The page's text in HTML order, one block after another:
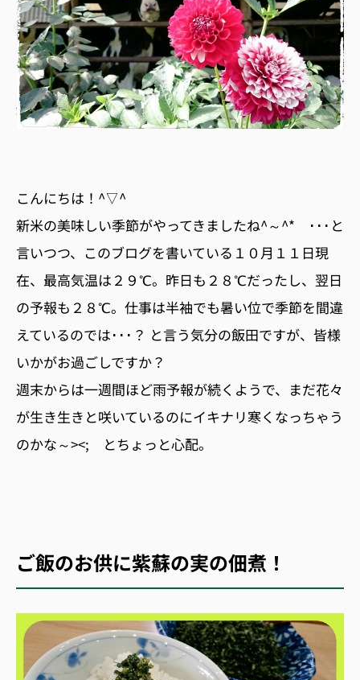
こんにちは！^▽^
新米の美味しい季節がやってきましたね^～^* ･･･と
言いつつ、このブログを書いている１０月１１日現
在、最高気温は２９℃。昨日も２８℃だったし、翌日
の予報も２８℃。仕事は半袖でも暑い位で季節を間違
えているのでは･･･？ と言う気分の飯田ですが、皆様
いかがお過ごしですか？
週末からは一週間ほど雨予報が続くようで、まだ花々
が生き生きと咲いているのにイキナリ寒くなっちゃう
のかな～><; とちょっと心配。
ご飯のお供に紫蘇の実の佃煮！